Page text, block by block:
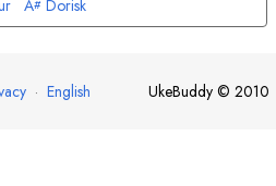
A# Dorisk
· English UkeBuddy © 2010